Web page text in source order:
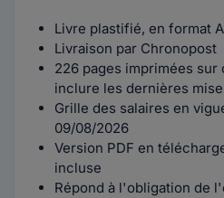
Livre plastifié, en format
Livraison par Chronopost
226 pages imprimées sur
inclure les dernières
Grille des salaires en
09/08/2026
Version PDF en
incluse
Répond à l'obligation de